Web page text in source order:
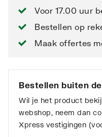
Voor 17.00 uur
Bestellen op
Maak offertes
Bestellen buiten
Wil je het product
webshop, neem dan
Xpress vestigingen